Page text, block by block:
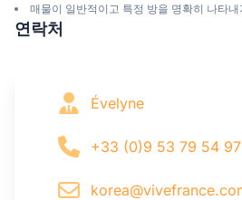
매물이 일반적이고 특정 방을 명확히 나타내
연락처
Évelyne
+33 (0)9 53 79 54 97